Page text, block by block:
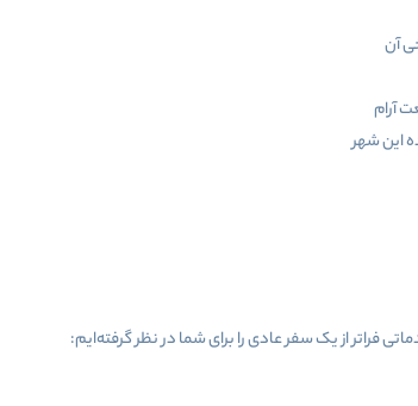
آن
آرام
این شهر
فراتر از یک سفر عادی را برای شما در نظر گرفته‌ایم: